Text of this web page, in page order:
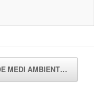
MEDI AMBIENT…